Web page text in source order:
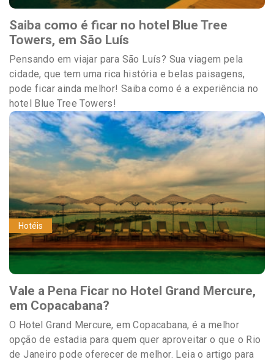
Saiba como é ficar no hotel Blue Tree
Towers, em São Luís
Pensando em viajar para São Luís? Sua viagem pela
cidade, que tem uma rica história e belas paisagens,
pode ficar ainda melhor! Saiba como é a experiência no
hotel Blue Tree Towers!
Hotéis
Vale a Pena Ficar no Hotel Grand Mercure,
em Copacabana?
O Hotel Grand Mercure, em Copacabana, é a melhor
opção de estadia para quem quer aproveitar o que o Rio
de Janeiro pode oferecer de melhor. Leia o artigo para